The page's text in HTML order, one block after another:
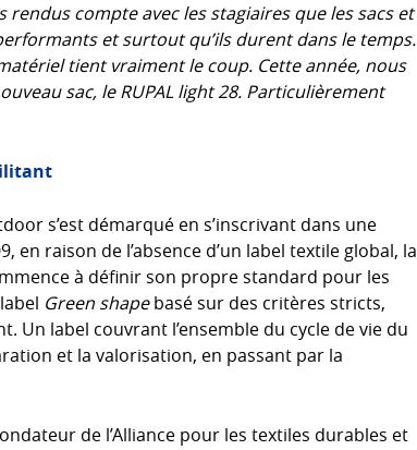
rendus compte avec les stagiaires que les sacs et
et surtout qu’ils durent dans le temps.
tient vraiment le coup. Cette année, nous
sac, le RUPAL light 28. Particulièrement
s’est démarqué en s’inscrivant dans une
en raison de l’absence d’un label textile global, la
à définir son propre standard pour les
Green shapebasé sur des critères stricts,
label couvrant l’ensemble du cycle de vie du
et la valorisation, en passant par la
de l’Alliance pour les textiles durables et